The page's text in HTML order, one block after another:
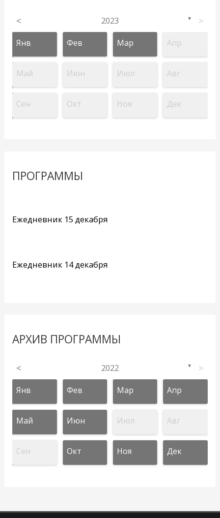
< 2023 ▼ >
Янв Фев Мар Апр
Май Июн Июл Авг
Сен Окт Ноя Дек
ПРОГРАММЫ
Ежедневник 15 декабря
Ежедневник 14 декабря
АРХИВ ПРОГРАММЫ
< 2022 ▼ >
Янв Фев Мар Апр
Май Июн Июл Авг
Сен Окт Ноя Дек